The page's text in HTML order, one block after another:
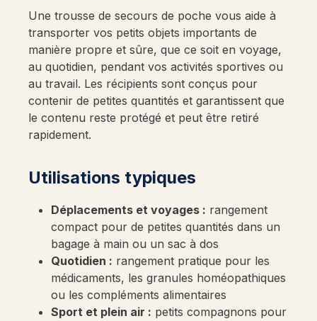
Une trousse de secours de poche vous aide à
transporter vos petits objets importants de
manière propre et sûre, que ce soit en voyage,
au quotidien, pendant vos activités sportives ou
au travail. Les récipients sont conçus pour
contenir de petites quantités et garantissent que
le contenu reste protégé et peut être retiré
rapidement.
Utilisations typiques
Déplacements et voyages : rangement
compact pour de petites quantités dans un
bagage à main ou un sac à dos
Quotidien : rangement pratique pour les
médicaments, les granules homéopathiques
ou les compléments alimentaires
Sport et plein air : petits compagnons pour